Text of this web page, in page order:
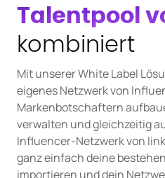
Talentpool
kombiniert
Mit unserer White Label
eigenes Netzwerk von
Markenbotschaftern
verwalten und gleichzeitig
Influencer-Netzwerk von
ganz einfach deine
importieren und dein